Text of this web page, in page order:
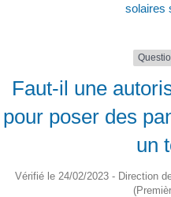
solaires
Faut-il une
pour poser des
un
Vérifié le 24/02/2023 - Direction